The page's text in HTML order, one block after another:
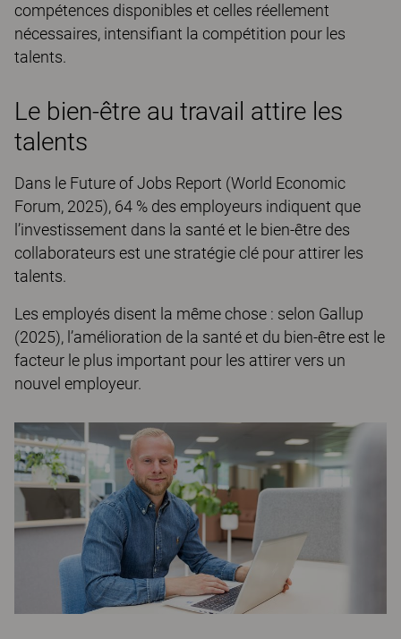
compétences disponibles et celles réellement
nécessaires, intensifiant la compétition pour les
talents.
Le bien-être au travail attire les
talents
Dans le Future of Jobs Report (World Economic
Forum, 2025), 64 % des employeurs indiquent que
l’investissement dans la santé et le bien-être des
collaborateurs est une stratégie clé pour attirer les
talents.
Les employés disent la même chose : selon Gallup
(2025), l’amélioration de la santé et du bien-être est le
facteur le plus important pour les attirer vers un
nouvel employeur.